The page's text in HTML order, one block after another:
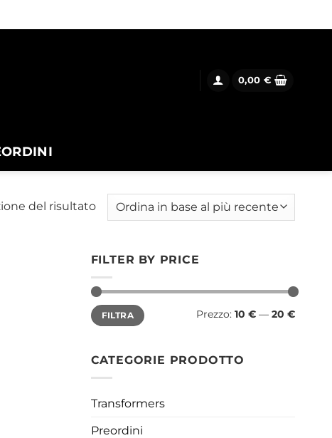
0,00 €
del risultato
FILTER BY PRICE
Prezzo
Min
Prezzo
MaxFILTRA Prezzo: 10 € — 20 €
CATEGORIE PRODOTTO
Transformers
Preordini